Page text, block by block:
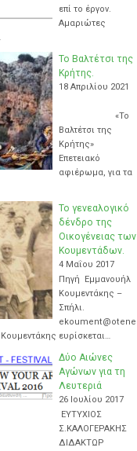
επί το έργον.
Αμαριώτες
Το Βαλτέτσι της
Κρήτης.
18 Απριλίου 2021
«Το
Βαλτέτσι της
Κρήτης»
Επετειακό
αφιέρωμα, για τα
Το γενεαλογικό
δένδρο της
Οικογένειας των
Κουμεντάδων.
4 Μαΐου 2017
Πηγή Εμμανουήλ
Κουμεντάκης –
Σπήλι.
ekoument@otene
ευρίσκεται…
Δύο Αιώνες
Αγώνων για τη
Λευτεριά
26 Ιουλίου 2017
ΕΥΤΥΧΙΟΣ
Σ.ΚΑΛΟΓΕΡΑΚΗΣ
ΔΙΔΑΚΤΩΡ